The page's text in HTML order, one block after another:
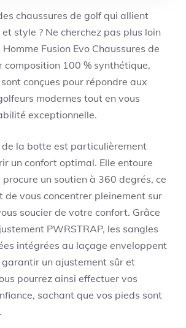
chaussures de golf qui allient
style ? Ne cherchez pas plus loin
Fusion Evo Chaussures de
composition 100 % synthétique,
conçues pour répondre aux
modernes tout en vous
exceptionnelle.
de la botte est particulièrement
un confort optimal. Elle entoure
un soutien à 360 degrés, ce
de vous concentrer pleinement sur
soucier de votre confort. Grâce
PWRSTRAP, les sangles
intégrées au laçage enveloppent
un ajustement sûr et
pourrez ainsi effectuer vos
sachant que vos pieds sont